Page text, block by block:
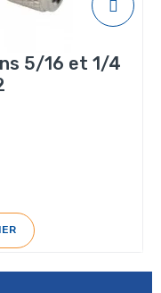
5/16 et 1/4